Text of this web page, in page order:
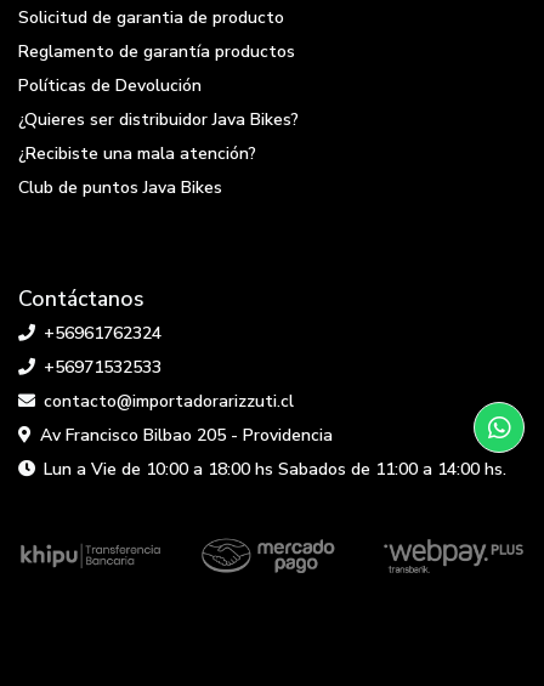
Solicitud de garantia de producto
Reglamento de garantía productos
Políticas de Devolución
¿Quieres ser distribuidor Java Bikes?
¿Recibiste una mala atención?
Club de puntos Java Bikes
Contáctanos
+56961762324
+56971532533
contacto@importadorarizzuti.cl
Av Francisco Bilbao 205 - Providencia
Lun a Vie de 10:00 a 18:00 hs Sabados de 11:00 a 14:00 hs.